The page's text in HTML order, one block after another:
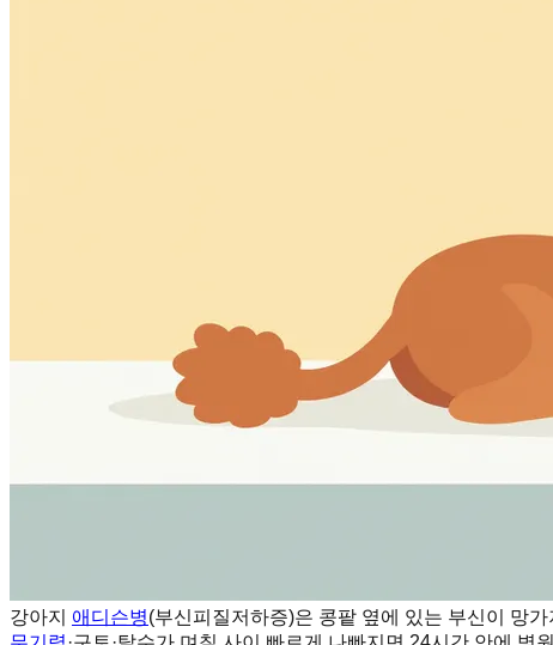
강아지 애디슨병(부신피질저하증)은 콩팥 옆에 있는 부신이 망